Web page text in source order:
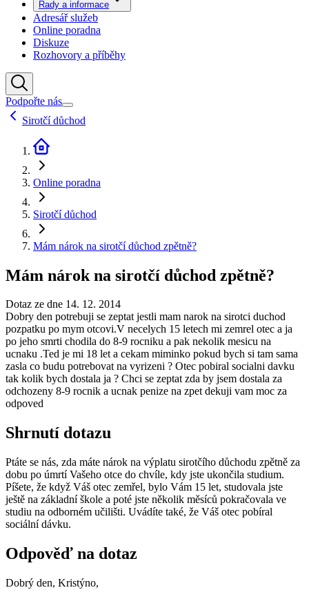
Rady a informace
Adresář služeb
Online poradna
Diskuze
Rozhovory a příběhy
Podpořte nás
Sirotčí důchod
Online poradna
Sirotčí důchod
Mám nárok na sirotčí důchod zpětně?
Mám nárok na sirotčí důchod zpětně?
Dotaz ze dne 14. 12. 2014
Dobry den potrebuji se zeptat jestli mam narok na sirotci duchod
pozpatku po mym otcovi.V necelych 15 letech mi zemrel otec a ja
po jeho smrti chodila do 8-9 rocniku a pak nekolik mesicu na
ucnaku .Ted je mi 18 let a cekam miminko pokud bych si tam sama
zasla co budu potrebovat na vyrizeni ? Otec pobiral socialni davku
tak kolik bych dostala ja ? Chci se zeptat zda by jsem dostala za
odchozeny 8-9 rocnik a ucnak penize na zpet dekuji vam moc za
odpoved
Shrnutí dotazu
Ptáte se nás, zda máte nárok na výplatu sirotčího důchodu zpětně za
dobu po úmrtí Vašeho otce do chvíle, kdy jste ukončila studium.
Píšete, že když Váš otec zemřel, bylo Vám 15 let, studovala jste
ještě na základní škole a poté jste několik měsíců pokračovala ve
studiu na odborném učilišti. Uvádíte také, že Váš otec pobíral
sociální dávku.
Odpověď na dotaz
Dobrý den, Kristýno,